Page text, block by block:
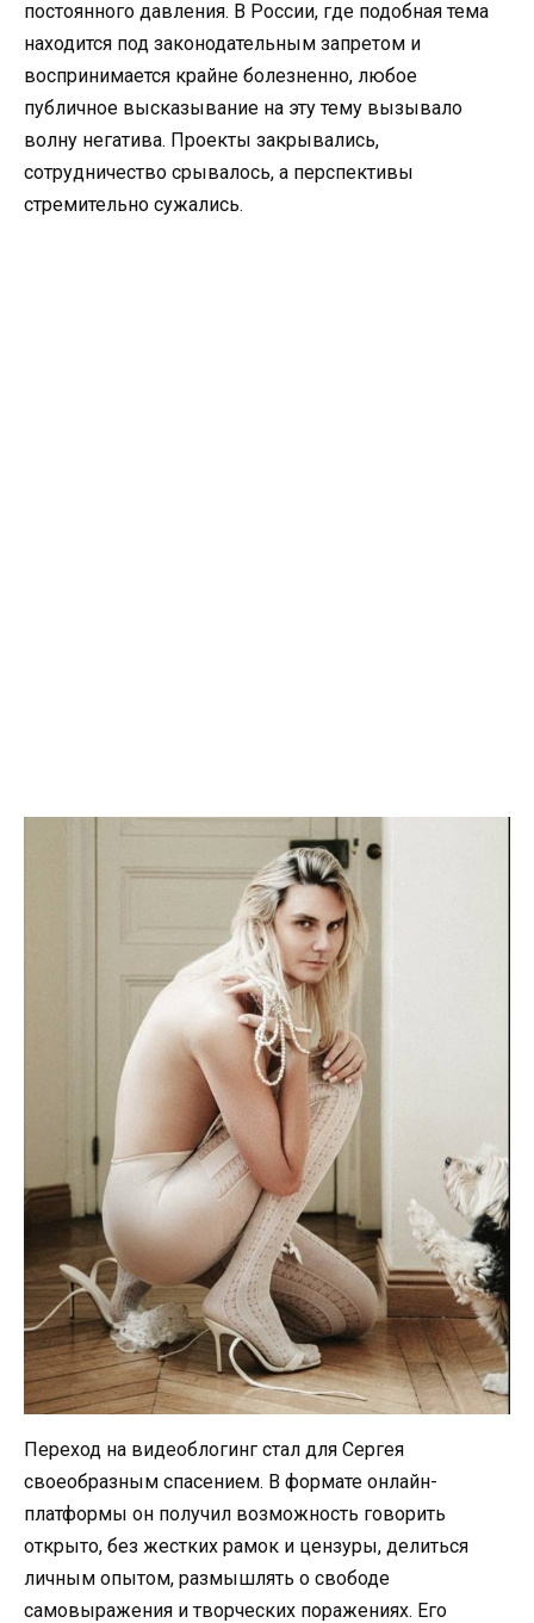
постоянного давления. В России, где подобная тема
находится под законодательным запретом и
воспринимается крайне болезненно, любое
публичное высказывание на эту тему вызывало
волну негатива. Проекты закрывались,
сотрудничество срывалось, а перспективы
стремительно сужались.
Переход на видеоблогинг стал для Сергея
своеобразным спасением. В формате онлайн-
платформы он получил возможность говорить
открыто, без жестких рамок и цензуры, делиться
личным опытом, размышлять о свободе
самовыражения и творческих поражениях. Его